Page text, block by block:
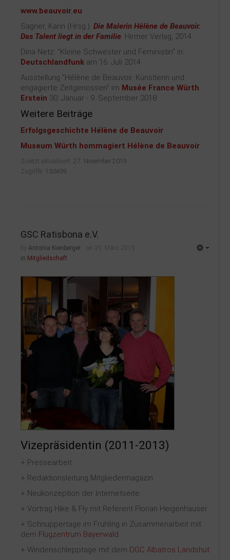
www.beauvoir.eu
Sagner, Karin (Hrsg.). Die Malerin Hélène de Beauvoir.
Das Talent liegt in der Familie . Hirmer Verlag, 2014
Dina Netz: "Kleine Schwester und Feministin" in:
Deutschlandfunk am 16. Juli 2014
Ausstellung "Hélène de Beauvoir. Künstlerin und
engagierte Zeitgenossen" im Musée France Würth
Erstein 30. Januar - 9. September 2018
Weitere Beiträge
Erfolgsgeschichte Hélène de Beauvoir
Museum Würth hommagiert Hélène de Beauvoir
Zuletzt aktualisiert: 27. November 2019
Zugriffe:
130499
GSC Ratisbona e.V.
Antonia Kienberger
in Mitgliedschaft
Vizepräsidentin (2011-2013)
+ Pressearbeit
+ Redaktionsleitung Mitgliedermagazin
+ Neukonzeption der Internetseite
+ Vortrag Hike & Fly mit Referent Florian Heigenhauser
+ Schnuppertage im Frühling in Zusammenarbeit mit
dem Flugzentrum Bayerwald
+ Windenschlepptage mit dem DGC Albatros Landshut